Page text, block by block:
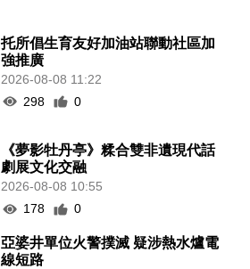
托所倡生育友好加油站聯動社區加
強推廣
2026-08-08 11:22
298
0
《夢影牡丹亭》糅合雙非遺現代話
劇展文化交融
2026-08-08 10:55
178
0
亞婆井單位火警撲滅 疑涉熱水爐電
線短路